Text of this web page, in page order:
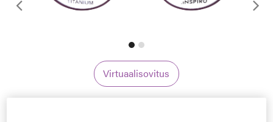
Edellinen
Virtuaalisovitus